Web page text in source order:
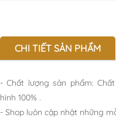
CHI TIẾT SẢN PHẨM
- Chất lượng sản phẩm:
hình 100% .
- Shop luôn cập nhật những